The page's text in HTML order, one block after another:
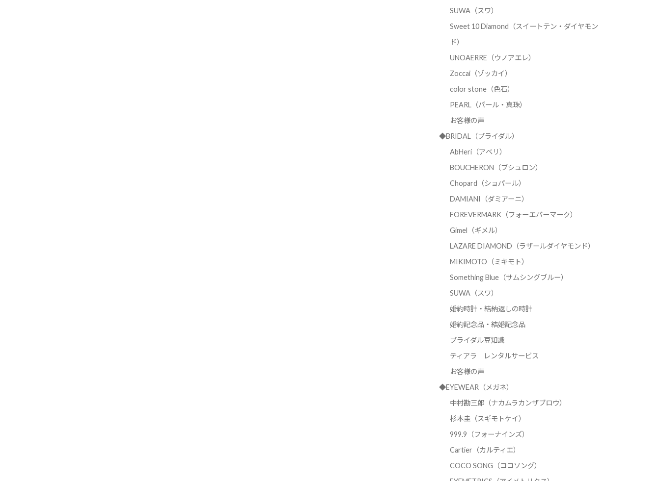
SUWA（スワ）
Sweet 10 Diamond（スイートテン・ダイヤモン
ド）
UNOAERRE（ウノアエレ）
Zoccai（ゾッカイ）
color stone（色石）
PEARL（パール・真珠）
お客様の声
◆BRIDAL（ブライダル）
AbHeri（アベリ）
BOUCHERON（ブシュロン）
Chopard（ショパール）
DAMIANI（ダミアーニ）
FOREVERMARK（フォーエバーマーク）
Gimel（ギメル）
LAZARE DIAMOND（ラザールダイヤモンド）
MIKIMOTO（ミキモト）
Something Blue（サムシングブルー）
SUWA（スワ）
婚約時計・結納返しの時計
婚約記念品・結婚記念品
ブライダル豆知識
ティアラ レンタルサービス
お客様の声
◆EYEWEAR（メガネ）
中村勘三郎（ナカムラカンザブロウ）
杉本圭（スギモトケイ）
999.9（フォーナインズ）
Cartier（カルティエ）
COCO SONG（ココソング）